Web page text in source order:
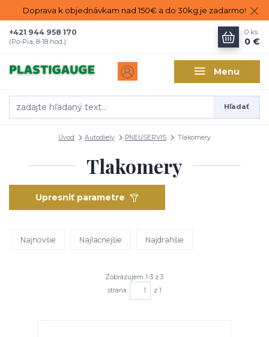
Doprava k objednávkam nad 150€ a do 30kg je zadarmo!
Menu
Hľadať
+421 944 958 170
(Po-Pia, 8-18 hod.)
0 ks
0 €
Úvod Autodiely PNEUSERVIS Tlakomery
Tlakomery
Upresniť parametre
Najnovšie Najlacnejšie Najdrahšie
Zobrazujem 1-3 z 3
strana
z 1